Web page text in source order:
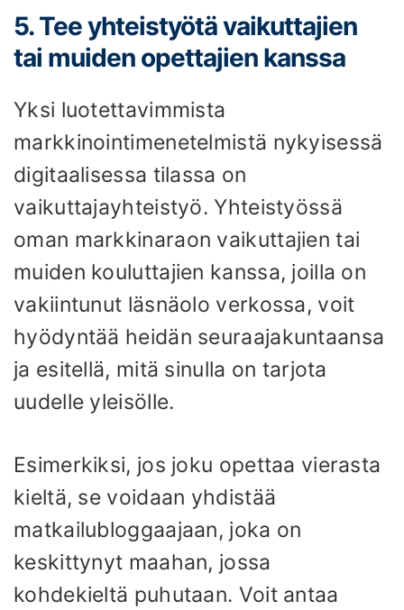
5. Tee yhteistyötä vaikuttajien
tai muiden opettajien kanssa
Yksi luotettavimmista
markkinointimenetelmistä nykyisessä
digitaalisessa tilassa on
vaikuttajayhteistyö. Yhteistyössä
oman markkinaraon vaikuttajien tai
muiden kouluttajien kanssa, joilla on
vakiintunut läsnäolo verkossa, voit
hyödyntää heidän seuraajakuntaansa
ja esitellä, mitä sinulla on tarjota
uudelle yleisölle.
Esimerkiksi, jos joku opettaa vierasta
kieltä, se voidaan yhdistää
matkailubloggaajaan, joka on
keskittynyt maahan, jossa
kohdekieltä puhutaan. Voit antaa